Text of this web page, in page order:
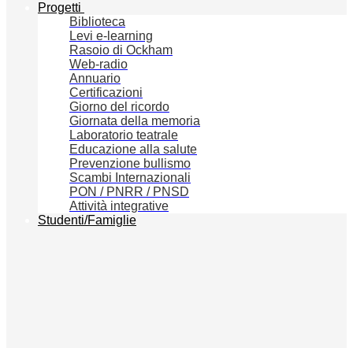
Progetti
Biblioteca
Levi e-learning
Rasoio di Ockham
Web-radio
Annuario
Certificazioni
Giorno del ricordo
Giornata della memoria
Laboratorio teatrale
Educazione alla salute
Prevenzione bullismo
Scambi Internazionali
PON / PNRR / PNSD
Attività integrative
Studenti/Famiglie